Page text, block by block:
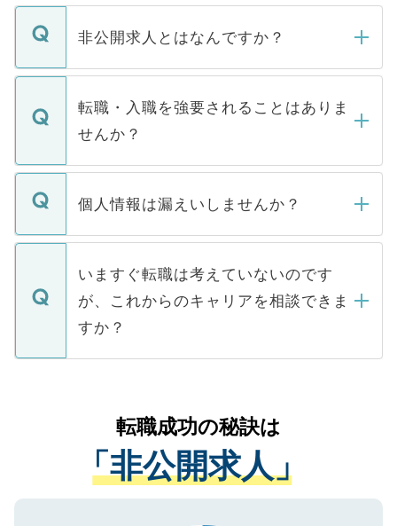
ご登録いただきましたら、弊社担当者がご
登録内容を確認し、その後メールもしくは
ます。通常、5営業日以内にはご連絡をせて
いただきますので、しばらくお待ちくださ
非公開求人とはなんですか？
マイナビDOCTORで取り扱っている求人の
うち約3割は、Webサイトからご覧いただ
けない「非公開求人」です。非公開求人は
下記の理由によって、一般には公開してい
ません。
■応募殺到を避けるため 人気のある医療機
関を公にしてしまうと、応募が殺到する場
に、医療機関が求める条件に合った人材の
みを人材紹介会社に依頼するケースが増え
ています。
転職・入職を強要されることはありま
せんか？
転職・入職を強要することは一切ありませ
ん。また、仮に応募先から内定をいただい
定を承諾する必要はありません。内定先へ
の辞退の連絡はキャリアパートナーが行い
個人情報は漏えいしませんか？
個人情報が漏えいすることはありませんの
で、ご安心ください。当サイトからの登録
などで収集したご登録者様の個人情報は、
ご本人のキャリアアップおよび転職活動の
支援を目的に使用いたします。お預かりし
ているすべての個人データはご本人の許可
は、個人情報の取り扱いについての厳密な
管理基準を満たした事業者のみに付与され
る、プライバシーマークを取得済みです。
いますぐ転職は考えていないのです
が、これからのキャリアを相談できま
すか？
かがいして、現在の医療機関の状況や紹介
経験をまじえながら、適切なアドバイスを
させていただきます。すぐにご転職をされ
ない方には、長期的なサポートが可能です
ので、まずはご登録ください。
転職成功の秘訣は
「非公開求人」